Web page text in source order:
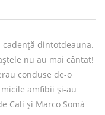
dintotdeauna.
nu au mai cântat!
conduse de-o
amfibii și-au
Cali și Marco Somà